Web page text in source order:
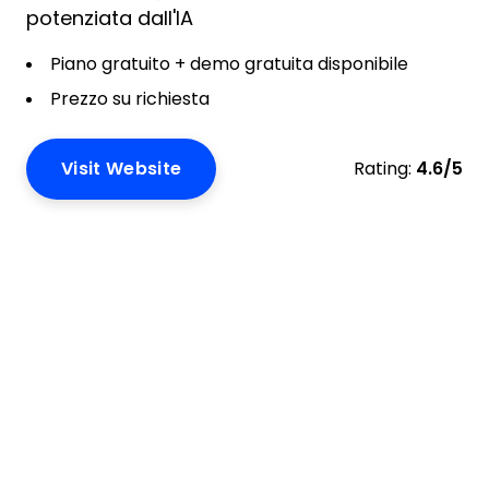
potenziata dall'IA
Piano gratuito + demo gratuita disponibile
Prezzo su richiesta
Visit Website Rating: 4.6/5